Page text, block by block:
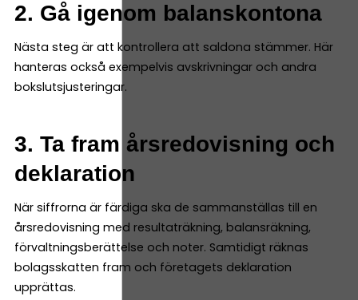
2. Gå igenom balanskontona
Nästa steg är att kontrollera att saldona stämmer. Här
hanteras också exempelvis avskrivningar och andra
bokslutsjusteringar.
3. Ta fram årsredovisning och
deklaration
När siffrorna är färdiga ska de sammanställas till en
årsredovisning med resultaträkning, balansräkning,
förvaltningsberättelse och noter. Samtidigt räknas
bolagsskatten fram och företagets deklaration
upprättas.